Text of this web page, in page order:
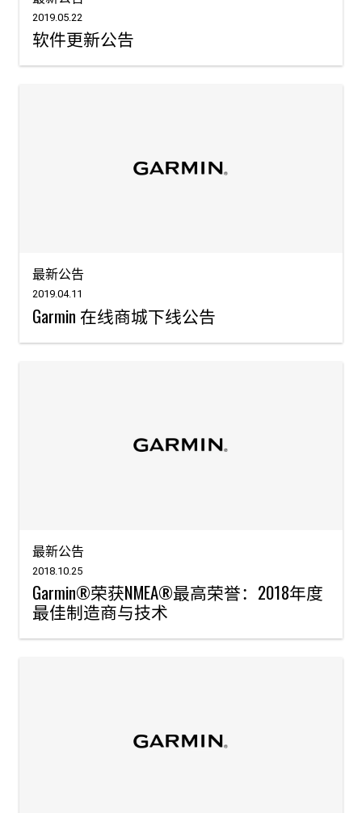
2019.05.22
软件更新公告
最新公告
2019.04.11
Garmin 在线商城下线公告
最新公告
2018.10.25
Garmin®荣获NMEA®最高荣誉：2018年度
最佳制造商与技术